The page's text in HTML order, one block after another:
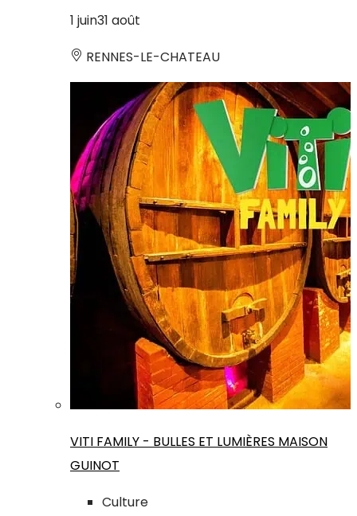
1 juin31 août
RENNES-LE-CHATEAU
VITI FAMILY - BULLES ET LUMIÈRES MAISON
GUINOT
Culture